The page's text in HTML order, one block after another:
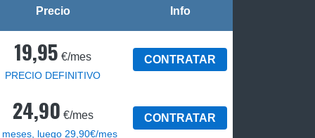
Precio Info
19,95 €/mes
PRECIO DEFINITIVO
CONTRATAR
24,90 €/mes
meses, luego 29,90€/mes
CONTRATAR